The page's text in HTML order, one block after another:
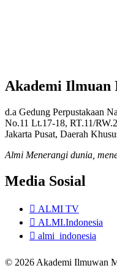
Akademi Ilmuan
d.a Gedung Perpustakaan
No.11 Lt.17-18, RT.11/
Jakarta Pusat, Daerah
Almi Menerangi dunia,
Media Sosial
ALMI TV
ALMI.Indonesia
almi_indonesia
© 2026 Akademi Ilmuwan